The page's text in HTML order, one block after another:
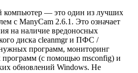
компьютер — это один из лучших
с ManyCam 2.6.1. Это означает
на наличие вредоносных
диска cleanmgr и ПФС /
программ, мониторинг
программ (с помощью msconfig) и
обновлений Windows. Не